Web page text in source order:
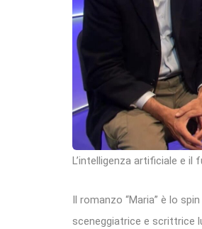
L’intelligenza artificiale e il
Il romanzo “Maria” è lo
sceneggiatrice e scrittrice